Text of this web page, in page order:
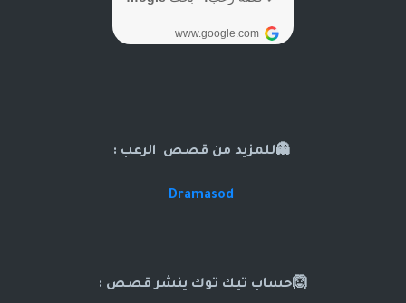
👻للمزيد من قصص الرعب :
Dramasod
🙆حساب تيك توك ينشر قصص :